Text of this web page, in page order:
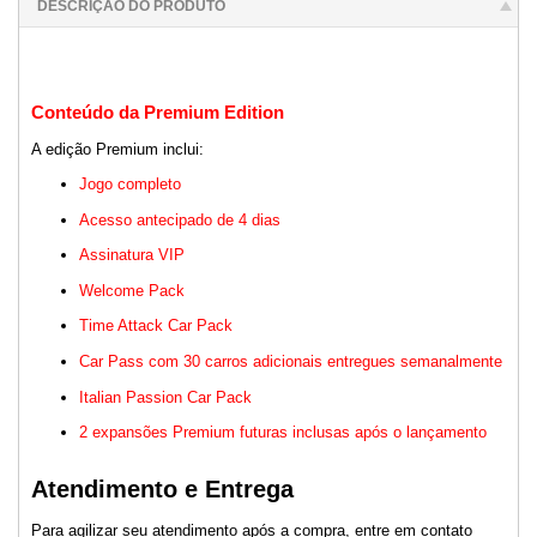
DESCRIÇÃO DO PRODUTO
Conteúdo da Premium Edition
A edição Premium inclui:
Jogo completo
Acesso antecipado de 4 dias
Assinatura VIP
Welcome Pack
Time Attack Car Pack
Car Pass com 30 carros adicionais entregues semanalmente
Italian Passion Car Pack
2 expansões Premium futuras inclusas após o lançamento
Atendimento e Entrega
Para agilizar seu atendimento após a compra, entre em contato